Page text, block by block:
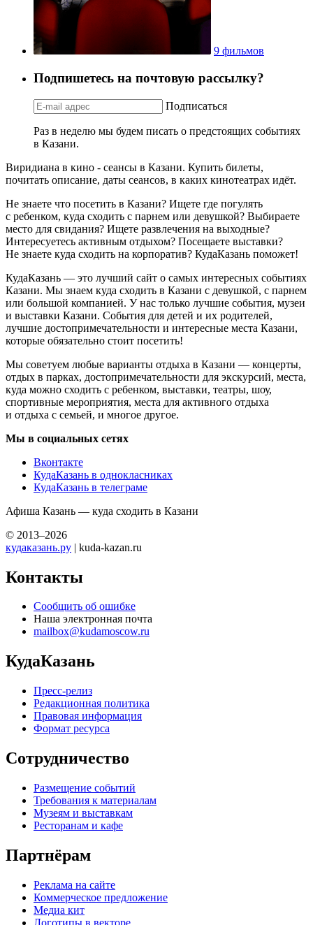
9 фильмов
Подпишетесь на почтовую рассылку?
Подписаться
Раз в неделю мы будем писать о предстоящих событиях
в Казани.
Виридиана в кино - сеансы в Казани. Купить билеты,
почитать описание, даты сеансов, в каких кинотеатрах идёт.
Не знаете что посетить в Казани? Ищете где погулять
с ребенком, куда сходить с парнем или девушкой? Выбираете
место для свидания? Ищете развлечения на выходные?
Интересуетесь активным отдыхом? Посещаете выставки?
Не знаете куда сходить на корпоратив? КудаКазань поможет!
КудаКазань — это лучший сайт о самых интересных событиях
Казани. Мы знаем куда сходить в Казани с девушкой, с парнем
или большой компанией. У нас только лучшие события, музеи
и выставки Казани. События для детей и их родителей,
лучшие достопримечательности и интересные места Казани,
которые обязательно стоит посетить!
Мы советуем любые варианты отдыха в Казани — концерты,
отдых в парках, достопримечательности для экскурсий, места,
куда можно сходить с ребенком, выставки, театры, шоу,
спортивные мероприятия, места для активного отдыха
и отдыха с семьей, и многое другое.
Мы в социальных сетях
Вконтакте
КудаКазань в однокласниках
КудаКазань в телеграме
Афиша Казань — куда сходить в Казани
© 2013–2026
кудаказань.ру | kuda-kazan.ru
Контакты
Сообщить об ошибке
Наша электронная почта
mailbox@kudamoscow.ru
КудаКазань
Пресс-релиз
Редакционная политика
Правовая информация
Формат ресурса
Сотрудничество
Размещение событий
Требования к материалам
Музеям и выставкам
Ресторанам и кафе
Партнёрам
Реклама на сайте
Коммерческое предложение
Медиа кит
Логотипы в векторе